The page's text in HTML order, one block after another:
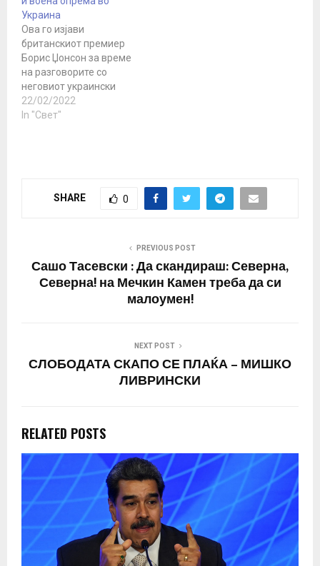
договорот за границата
со Русија и бара
враќање на наводно
„анектираните
територии“. Според
партијата, во својот
говор на конгресот,
Пилуас повторно се
спротивставил на…
Украина
Ова го изјави
британскиот премиер
Борис Џонсон за време
на разговорите со
неговиот украински
колега Володимир
Зеленски. Тој рече дека
дополнителни испораки
22/02/2022
In "Свет"
SHARE 0
PREVIOUS POST
Сашо Тасевски : Да скандираш: Северна,
Северна! на Мечкин Камен треба да си
малоумен!
NEXT POST
СЛОБОДАТА СКАПО СЕ ПЛАЌА – МИШКО
ЛИВРИНСКИ
RELATED POSTS